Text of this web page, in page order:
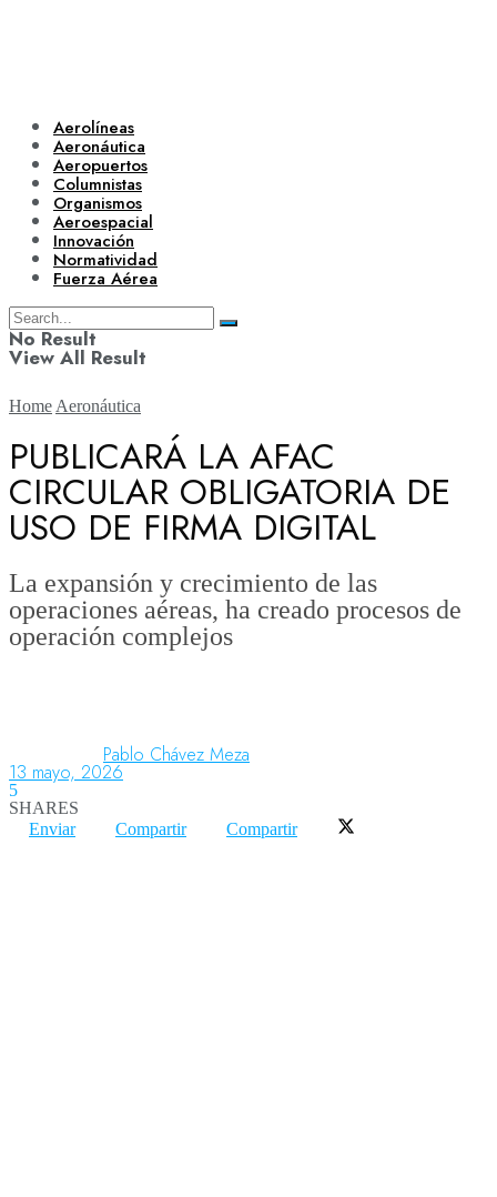
Aerolíneas
Aeronáutica
Aeropuertos
Columnistas
Organismos
Aeroespacial
Innovación
Normatividad
Fuerza Aérea
No Result
View All Result
Aerolíneas
Aeronáutica
Aeropuertos
Organismos
Home Aeronáutica
PUBLICARÁ LA AFAC
CIRCULAR OBLIGATORIA DE
USO DE FIRMA DIGITAL
La expansión y crecimiento de las
operaciones aéreas, ha creado procesos de
operación complejos
Pablo Chávez Meza
13 mayo, 2026
5
SHARES
Enviar
Compartir Compartir